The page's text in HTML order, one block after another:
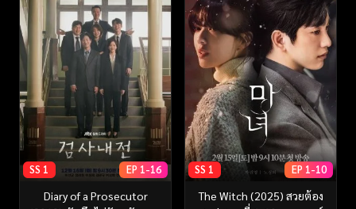
SS 1 EP 1-16
Diary of a Prosecutor
SS 1 EP 1-10
The Witch (2025) สวยต้อง